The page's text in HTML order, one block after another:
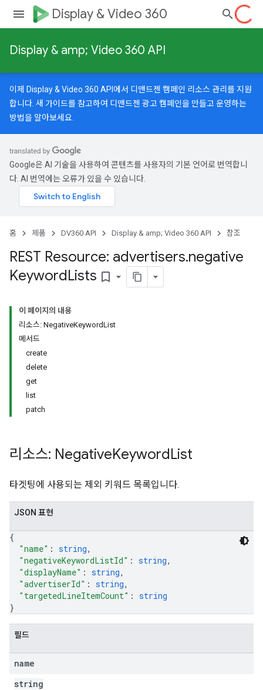
Display & Video 360
Display & amp; Video 360 API
이제 Display & Video 360 API에서 디맨드젠 캠페인 리소스 관리를 지원
합니다. 새 가이드를 참고하여 디맨드젠 광고 캠페인을 만들고 운영하는
방법을 알아보세요.
Google은 AI 기술을 사용하여 콘텐츠를 사용자의 기본 언어로 번역합니
다. AI 번역에는 오류가 있을 수 있습니다.
홈 제품 DV360 API Display & amp; Video 360 API 참조
REST Resource: advertisers.negative
KeywordLists bookmark_border
이 페이지의 내용
리소스: NegativeKeywordList
메서드
create
delete
get
list
patch
리소스: NegativeKeywordList
타겟팅에 사용되는 제외 키워드 목록입니다.
JSON 표현
{
"name" : string,
"negativeKeywordListId" : string,
"displayName" : string,
"advertiserId" : string,
"targetedLineItemCount" : string
}
필드
name
string